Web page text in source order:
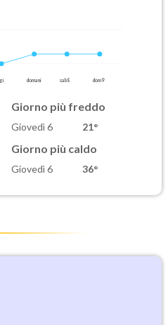
domani sab 8 dom 9
Giorno più freddo
Giovedì 6 21°
Giorno più caldo
Giovedì 6 36°